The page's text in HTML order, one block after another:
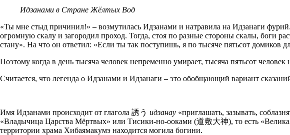
Идзанами в Стране Жёлтых Вод
«Ты мне стыд причинил!» – возмутилась Идзанами и натравила на Идзанаги
огромную скалу и загородил проход. Тогда, стоя по разные стороны скалы, боги
стану». На что он ответил: «Если ты так поступишь, я по тысяче пятьсот домиков
Поэтому когда в день тысяча человек непременно умирает, тысяча пятьсот человек
Считается, что легенда о Идзанами и Идзанаги – это обобщающий вариант
Имя Идзанами происходит от глагола 誘う идзанау «приглашать, зазывать,
«Владычица Царства Мёртвых» или Тисики-но-ооками (道敷大神), то есть
территории храма Хибаямакумэ находится могила богини.